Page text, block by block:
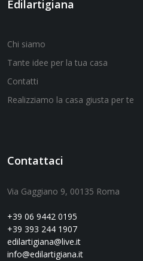
Edilartigiana
Chi siamo
Tante idee per la tua casa
Contatti
Realizziamo la casa giusta per te
Contattaci
Via Gaggiano 9, 00135 Roma
+39 06 9442 0195
+39 393 244 1907
edilartigiana@live.it
info@edilartigiana.it